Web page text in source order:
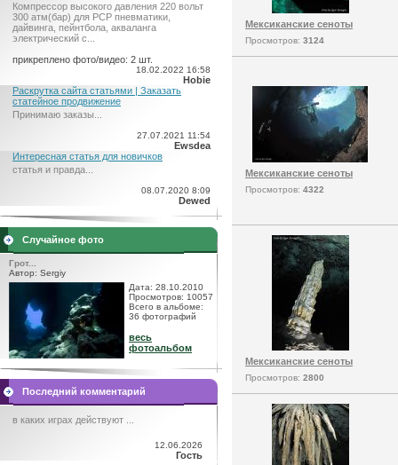
Компрессор высокого давления 220 вольт
300 атм(бар) для PCP пневматики,
дайвинга, пейнтбола, акваланга
электрический c...
прикреплено фото/видео: 2 шт.
18.02.2022 16:58
Hobie
Раскрутка сайта статьями | Заказать
статейное продвижение
Принимаю заказы...
27.07.2021 11:54
Ewsdea
Интересная статья для новичков
статья и правда...
08.07.2020 8:09
Dewed
Случайное фото
Грот...
Автор: Sergiy
Дата: 28.10.2010
Просмотров: 10057
Всего в альбоме:
36 фотографий
весь
фотоальбом
Последний комментарий
в каких играх действуют ...
12.06.2026
Гость
Мексиканские сеноты
Просмотров: 3124
Мексиканские сеноты
Просмотров: 4322
Мексиканские сеноты
Просмотров: 2800